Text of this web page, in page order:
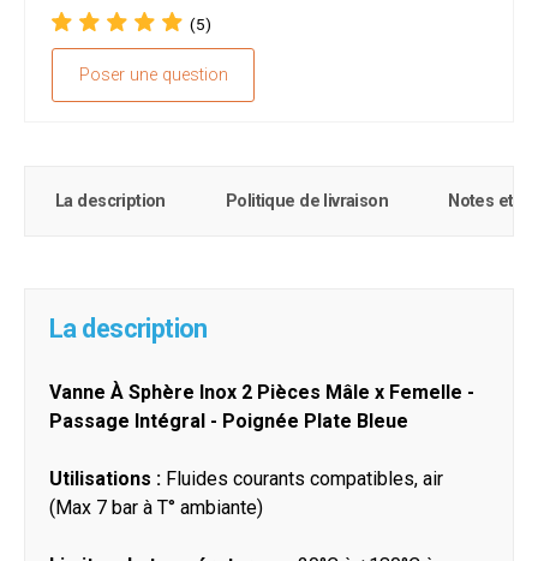
(5)
Poser une question
La description Politique de livraison Notes et
La description
Vanne À Sphère Inox 2 Pièces Mâle x Femelle -
Passage Intégral - Poignée Plate Bleue
Utilisations : Fluides courants compatibles, air
(Max 7 bar à T° ambiante)